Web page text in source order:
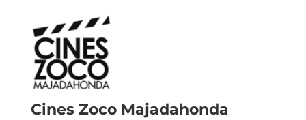
Cines Zoco Majadahonda